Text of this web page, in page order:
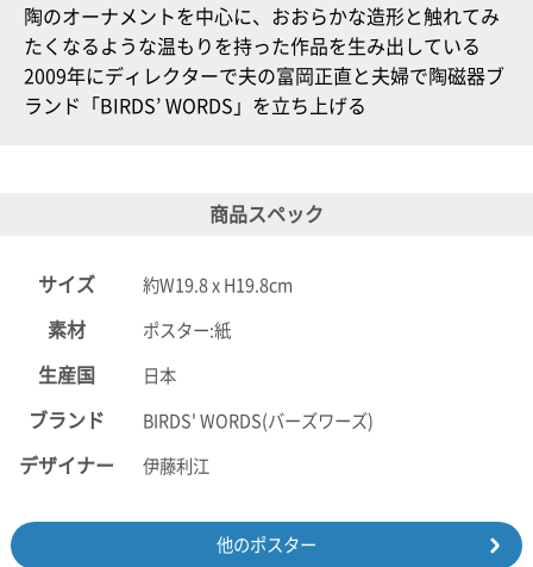
陶のオーナメントを中心に、おおらかな造形と触れてみ
たくなるような温もりを持った作品を生み出している
2009年にディレクターで夫の富岡正直と夫婦で陶磁器ブ
ランド「BIRDS’ WORDS」を立ち上げる
商品スペック
サイズ 約W19.8 x H19.8cm
素材 ポスター:紙
生産国 日本
ブランド BIRDS' WORDS(バーズワーズ)
デザイナー 伊藤利江
他のポスター